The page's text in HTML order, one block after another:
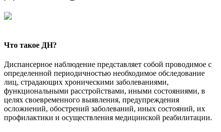
Что такое ДН?
Диспансерное наблюдение представляет собой проводимое с
определенной периодичностью необходимое обследование
лиц, страдающих хроническими заболеваниями,
функциональными расстройствами, иными состояниями, в
целях своевременного выявления, предупреждения
осложнений, обострений заболеваний, иных состояний, их
профилактики и осуществления медицинской реабилитации.